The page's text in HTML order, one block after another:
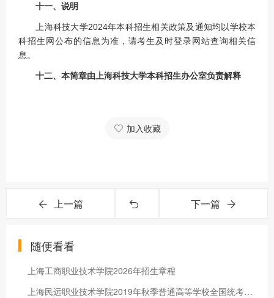
十一、说明
上海科技大学2024年本科招生相关政策及通知均以学校本
科招生网公布的信息为准，请考生及时登录网站查询相关信
息。
十二、本简章由上海科技大学本科招生办公室负责解释
加入收藏
上一篇 下一篇
随便看看
上海工商职业技术学院2026年招生章程
上海民远职业技术学院2019年秋季普通高等学校全国统考招生章程